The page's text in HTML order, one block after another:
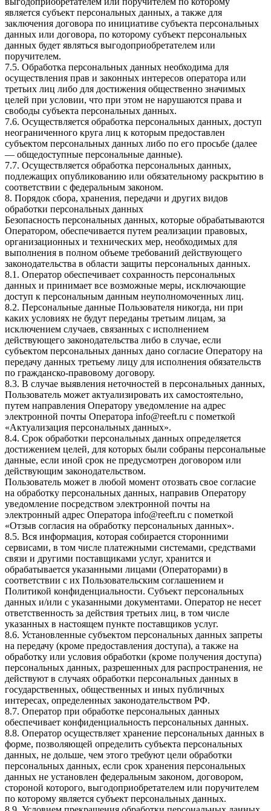
является субъект персональных данных, а также для
заключения договора по инициативе субъекта персональных
данных или договора, по которому субъект персональных
данных будет являться выгодоприобретателем или
поручителем.
7.5. Обработка персональных данных необходима для
осуществления прав и законных интересов оператора или
третьих лиц либо для достижения общественно значимых
целей при условии, что при этом не нарушаются права и
свободы субъекта персональных данных.
7.6. Осуществляется обработка персональных данных, доступ
неограниченного круга лиц к которым предоставлен
субъектом персональных данных либо по его просьбе (далее
— общедоступные персональные данные).
7.7. Осуществляется обработка персональных данных,
подлежащих опубликованию или обязательному раскрытию в
соответствии с федеральным законом.
8. Порядок сбора, хранения, передачи и других видов
обработки персональных данных
Безопасность персональных данных, которые обрабатываются
Оператором, обеспечивается путем реализации правовых,
организационных и технических мер, необходимых для
выполнения в полном объеме требований действующего
законодательства в области защиты персональных данных.
8.1. Оператор обеспечивает сохранность персональных
данных и принимает все возможные меры, исключающие
доступ к персональным данным неуполномоченных лиц.
8.2. Персональные данные Пользователя никогда, ни при
каких условиях не будут переданы третьим лицам, за
исключением случаев, связанных с исполнением
действующего законодательства либо в случае, если
субъектом персональных данных дано согласие Оператору на
передачу данных третьему лицу для исполнения обязательств
по гражданско-правовому договору.
8.3. В случае выявления неточностей в персональных данных,
Пользователь может актуализировать их самостоятельно,
путем направления Оператору уведомление на адрес
электронной почты Оператора info@reeft.ru с пометкой
«Актуализация персональных данных».
8.4. Срок обработки персональных данных определяется
достижением целей, для которых были собраны персональные
данные, если иной срок не предусмотрен договором или
действующим законодательством.
Пользователь может в любой момент отозвать свое согласие
на обработку персональных данных, направив Оператору
уведомление посредством электронной почты на
электронный адрес Оператора info@reeft.ru с пометкой
«Отзыв согласия на обработку персональных данных».
8.5. Вся информация, которая собирается сторонними
сервисами, в том числе платежными системами, средствами
связи и другими поставщиками услуг, хранится и
обрабатывается указанными лицами (Операторами) в
соответствии с их Пользовательским соглашением и
Политикой конфиденциальности. Субъект персональных
данных и/или с указанными документами. Оператор не несет
ответственность за действия третьих лиц, в том числе
указанных в настоящем пункте поставщиков услуг.
8.6. Установленные субъектом персональных данных запреты
на передачу (кроме предоставления доступа), а также на
обработку или условия обработки (кроме получения доступа)
персональных данных, разрешенных для распространения, не
действуют в случаях обработки персональных данных в
государственных, общественных и иных публичных
интересах, определенных законодательством РФ.
8.7. Оператор при обработке персональных данных
обеспечивает конфиденциальность персональных данных.
8.8. Оператор осуществляет хранение персональных данных в
форме, позволяющей определить субъекта персональных
данных, не дольше, чем этого требуют цели обработки
персональных данных, если срок хранения персональных
данных не установлен федеральным законом, договором,
стороной которого, выгодоприобретателем или поручителем
по которому является субъект персональных данных.